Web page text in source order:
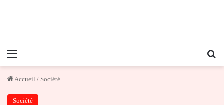
Menu
Accueil / Société
Société